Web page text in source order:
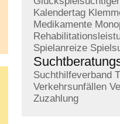
Kalendertag
Medikamente
Spielanreize
Suchthilfeverband
Verkehrsunfällen
Zuzahlung